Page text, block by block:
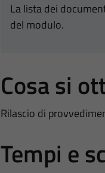
La lista dei
del modulo.
Cosa si
Rilascio di
Tempi e